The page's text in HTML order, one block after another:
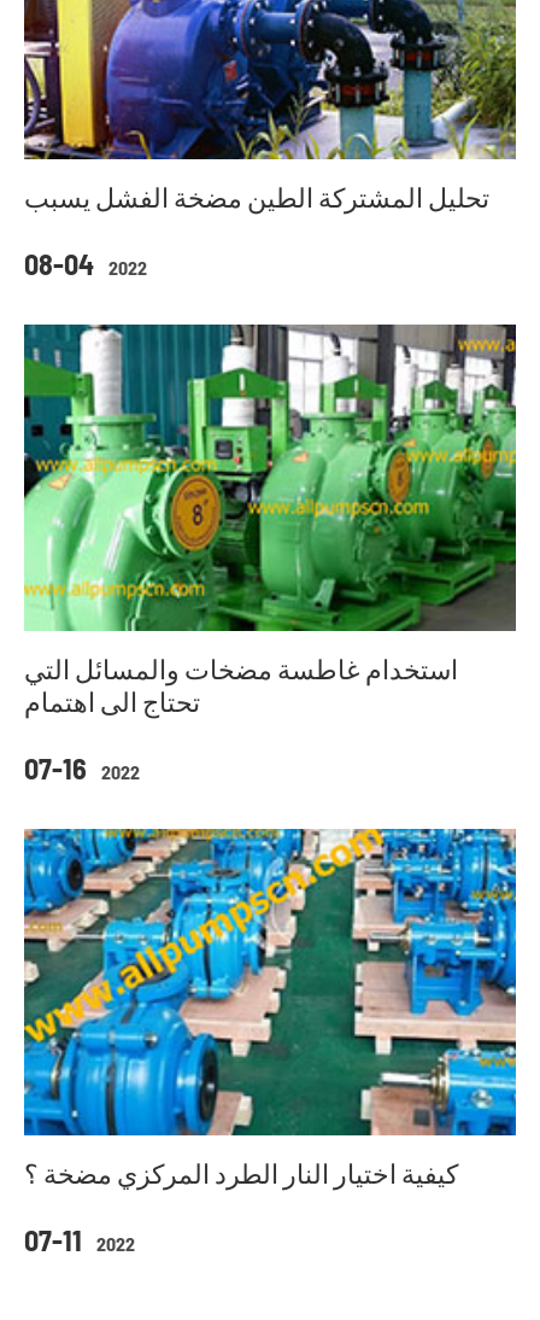
08-04 2022
تحليل المشتركة الطين مضخة الفشل يسبب
07-16 2022
استخدام غاطسة مضخات والمسائل التي
تحتاج الى اهتمام
07-11 2022
كيفية اختيار النار الطرد المركزي مضخة ؟